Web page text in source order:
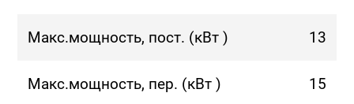
Макс.мощность, пост. (кВт ) 13
Макс.мощность, пер. (кВт ) 15